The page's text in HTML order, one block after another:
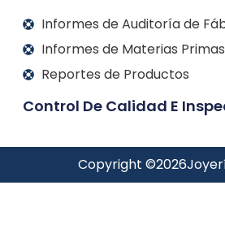
Informes de Auditoría de
Informes de Materias Primas
Reportes de Productos
Control De Calidad E
Copyright ©2026